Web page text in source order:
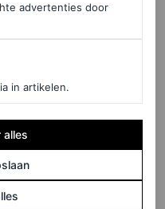
advertenties door
in artikelen.
alles